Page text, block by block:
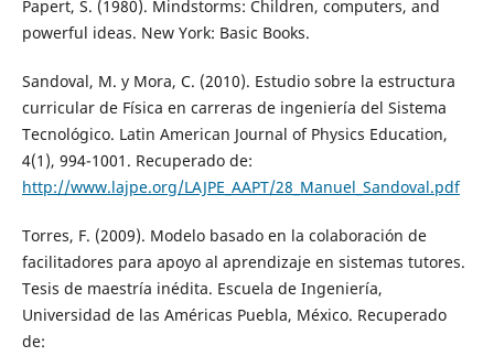
Papert, S. (1980). Mindstorms: Children, computers, and
powerful ideas. New York: Basic Books.
Sandoval, M. y Mora, C. (2010). Estudio sobre la estructura
curricular de Física en carreras de ingeniería del Sistema
Tecnológico. Latin American Journal of Physics Education,
4(1), 994-1001. Recuperado de:
http://www.lajpe.org/LAJPE_AAPT/28_Manuel_Sandoval.pdf
Torres, F. (2009). Modelo basado en la colaboración de
facilitadores para apoyo al aprendizaje en sistemas tutores.
Tesis de maestría inédita. Escuela de Ingeniería,
Universidad de las Américas Puebla, México. Recuperado
de: